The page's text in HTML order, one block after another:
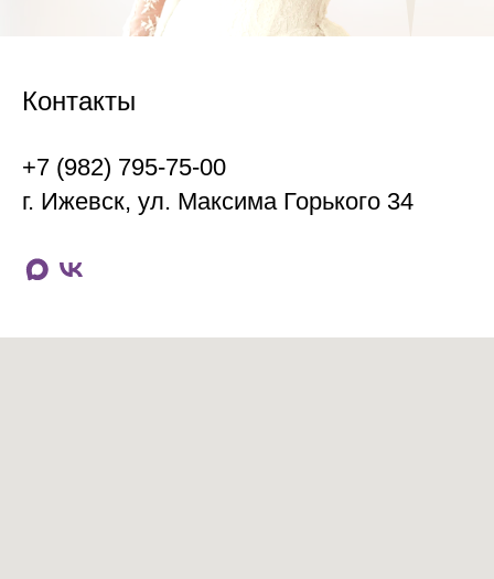
Контакты
+7 (982) 795-75-00
г. Ижевск, ул. Максима Горького 34